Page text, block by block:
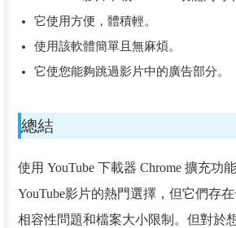
它使用方便，體積輕。
使用該軟體簡單且無麻煩。
它使您能夠跳過影片中的廣告部分。
總結
使用 YouTube 下載器 Chrome 擴充功
YouTube影片的熱門選擇，但它們存
相容性問題和檔案大小限制。但對於